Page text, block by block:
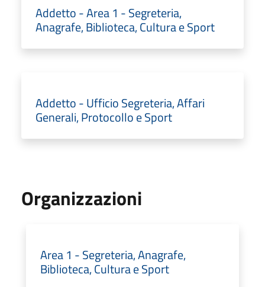
Addetto - Area 1 - Segreteria,
Anagrafe, Biblioteca, Cultura e Sport
Addetto - Ufficio Segreteria, Affari
Generali, Protocollo e Sport
Organizzazioni
Area 1 - Segreteria, Anagrafe,
Biblioteca, Cultura e Sport